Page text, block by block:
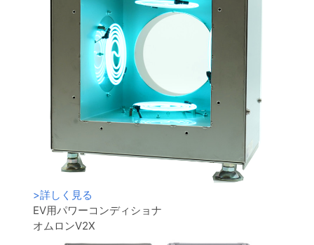
>詳しく見る
EV用パワーコンディショナ
オムロンV2X